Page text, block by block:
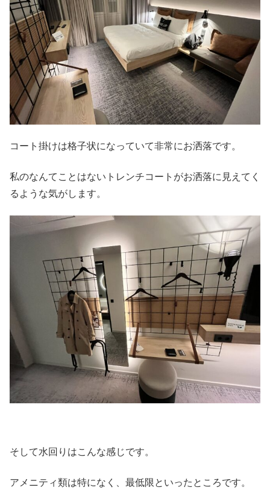
コート掛けは格子状になっていて非常にお洒落です。
私のなんてことはないトレンチコートがお洒落に見えてく
るような気がします。
そして水回りはこんな感じです。
アメニティ類は特になく、最低限といったところです。